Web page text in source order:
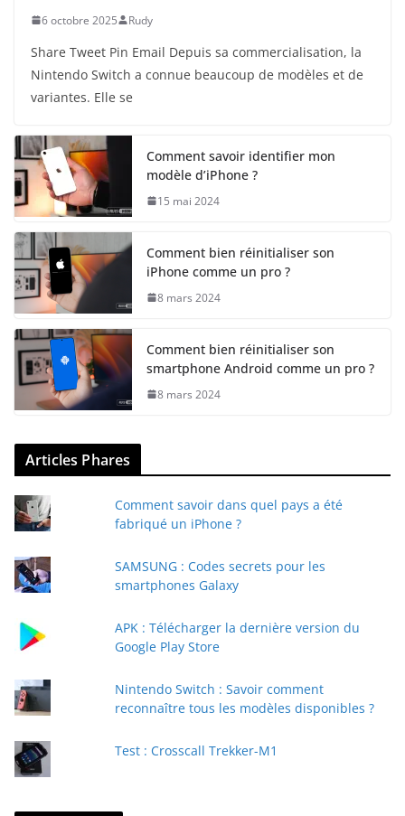
6 octobre 2025 Rudy
Share Tweet Pin Email Depuis sa commercialisation, la
Nintendo Switch a connue beaucoup de modèles et de
variantes. Elle se
Comment savoir identifier mon
modèle d’iPhone ?
15 mai 2024
Comment bien réinitialiser son
iPhone comme un pro ?
8 mars 2024
Comment bien réinitialiser son
smartphone Android comme un pro ?
8 mars 2024
Articles Phares
Comment savoir dans quel pays a été
fabriqué un iPhone ?
SAMSUNG : Codes secrets pour les
smartphones Galaxy
APK : Télécharger la dernière version du
Google Play Store
Nintendo Switch : Savoir comment
reconnaître tous les modèles disponibles ?
Test : Crosscall Trekker-M1